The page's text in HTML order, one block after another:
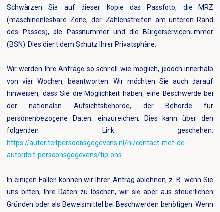
Schwärzen Sie auf dieser Kopie das Passfoto, die MRZ
(maschinenlesbare Zone, der Zahlenstreifen am unteren Rand
des Passes), die Passnummer und die Bürgerservicenummer
(BSN). Dies dient dem Schutz Ihrer Privatsphäre.
Wir werden Ihre Anfrage so schnell wie möglich, jedoch innerhalb
von vier Wochen, beantworten. Wir möchten Sie auch darauf
hinweisen, dass Sie die Möglichkeit haben, eine Beschwerde bei
der nationalen Aufsichtsbehörde, der Behörde für
personenbezogene Daten, einzureichen. Dies kann über den
folgenden Link geschehen:
https://autoriteitpersoonsgegevens.nl/nl/contact-met-de-
autoriteit-persoonsgegevens/tip-ons
In einigen Fällen können wir Ihren Antrag ablehnen, z. B. wenn Sie
uns bitten, Ihre Daten zu löschen, wir sie aber aus steuerlichen
Gründen oder als Beweismittel bei Beschwerden benötigen. Wenn